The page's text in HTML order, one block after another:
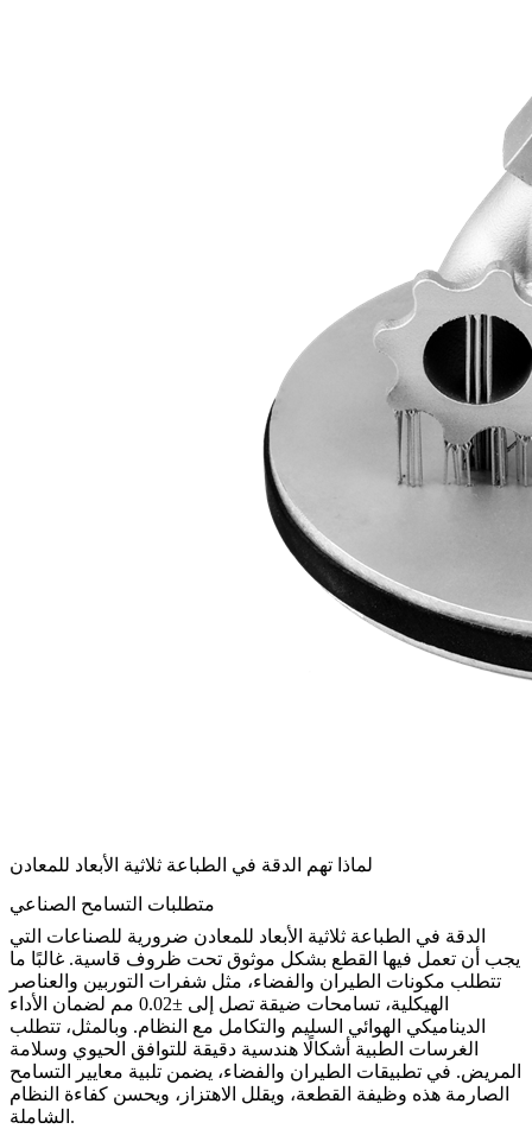
لماذا تهم الدقة في الطباعة ثلاثية الأبعاد للمعادن
متطلبات التسامح الصناعي
الدقة في الطباعة ثلاثية الأبعاد للمعادن ضرورية للصناعات التي
يجب أن تعمل فيها القطع بشكل موثوق تحت ظروف قاسية. غالبًا ما
تتطلب مكونات الطيران والفضاء، مثل شفرات التوربين والعناصر
الهيكلية، تسامحات ضيقة تصل إلى ±0.02 مم لضمان الأداء
الديناميكي الهوائي السليم والتكامل مع النظام. وبالمثل، تتطلب
الغرسات الطبية أشكالًا هندسية دقيقة للتوافق الحيوي وسلامة
المريض. في تطبيقات الطيران والفضاء، يضمن تلبية معايير التسامح
الصارمة هذه وظيفة القطعة، ويقلل الاهتزاز، ويحسن كفاءة النظام
الشاملة.